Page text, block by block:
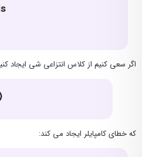
اگر سعی کنیم از کلاس انتزاعی شی ایجاد
که خطای کامپایلر ایجاد می کند: